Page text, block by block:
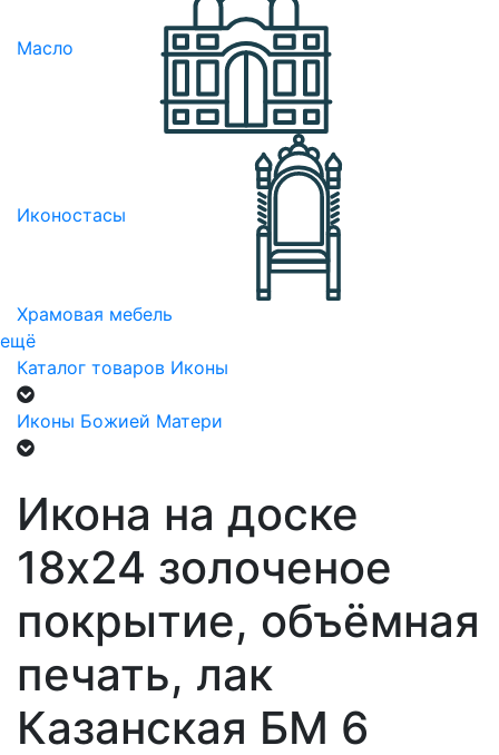
Масло
Иконостасы
Храмовая мебель
ещё
Каталог товаров Иконы
Иконы Божией Матери
Икона на доске
18х24 золоченое
покрытие, объёмная
печать, лак
Казанская БМ 6